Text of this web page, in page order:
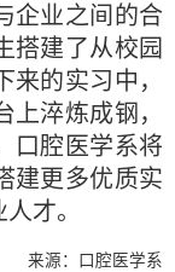
企业之间的合
搭建了从校园
的实习中，
淬炼成钢，
口腔医学系将
建更多优质实
才。
来源：口腔医学系